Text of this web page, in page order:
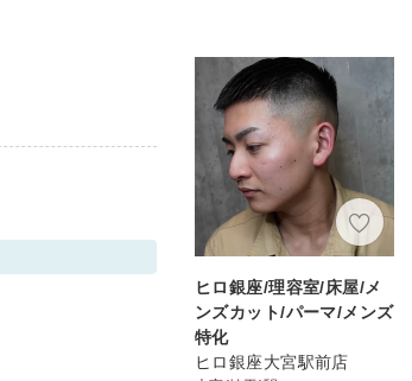
ヒロ銀座/理容室/床屋/メ
ンズカット/パーマ/メンズ
特化
ヒロ銀座大宮駅前店